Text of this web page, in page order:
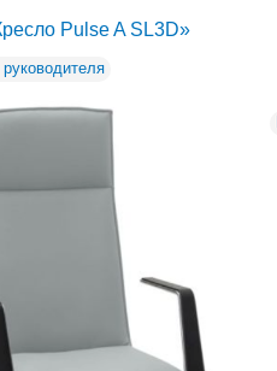
Pulse A SL3D»